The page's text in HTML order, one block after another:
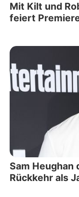
Mit Kilt und
feiert
Sam
Rückkehr als